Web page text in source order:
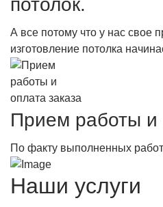
потолок.
А все потому что у нас свое
изготовление потолка
Прием работы и
По факту выполненных
Наши услуги